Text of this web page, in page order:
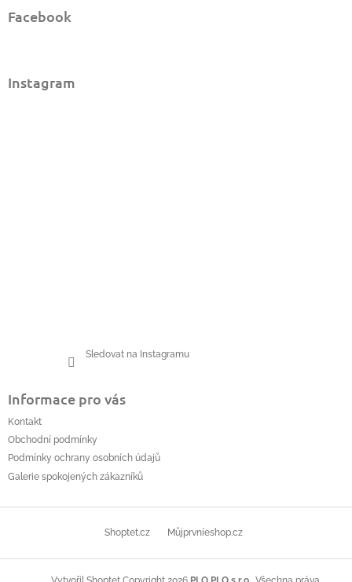
Facebook
Instagram
Sledovat na Instagramu
Informace pro vás
Kontakt
Obchodní podmínky
Podmínky ochrany osobních údajů
Galerie spokojených zákazníků
Shoptet.cz Můjprvníeshop.cz